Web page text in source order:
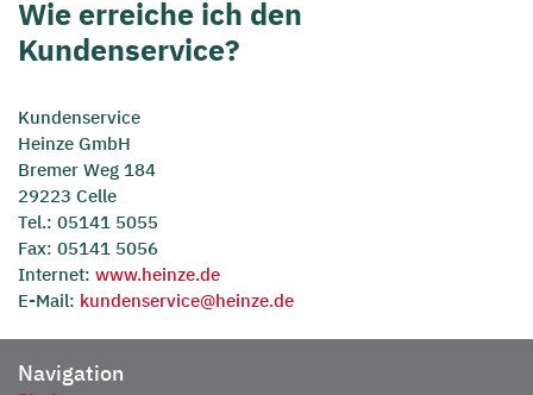
Wie erreiche ich den
Kundenservice?
Kundenservice
Heinze GmbH
Bremer Weg 184
29223 Celle
Tel.: 05141 5055
Fax: 05141 5056
Internet: www.heinze.de
E-Mail: kundenservice@heinze.de
Navigation